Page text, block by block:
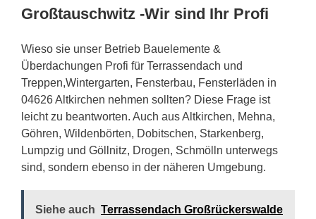
Großtauschwitz -Wir sind Ihr Profi
Wieso sie unser Betrieb Bauelemente &
Überdachungen Profi für Terrassendach und
Treppen,Wintergarten, Fensterbau, Fensterläden in
04626 Altkirchen nehmen sollten? Diese Frage ist
leicht zu beantworten. Auch aus Altkirchen, Mehna,
Göhren, Wildenbörten, Dobitschen, Starkenberg,
Lumpzig und Göllnitz, Drogen, Schmölln unterwegs
sind, sondern ebenso in der näheren Umgebung.
Siehe auch Terrassendach Großrückerswalde